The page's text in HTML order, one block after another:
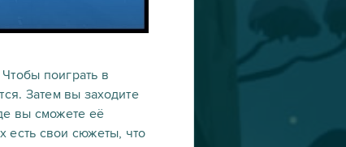
поиграть в
Затем вы заходите
вы сможете её
есть свои сюжеты, что